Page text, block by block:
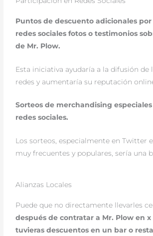
Puntos de descuento adicionales
redes sociales fotos o testimonios
de Mr. Plow.
Esta iniciativa ayudaría a la difusión de
redes y aumentaría su reputación
Sorteos de merchandising
redes sociales.
Los sorteos, especialmente en Twitter
muy frecuentes y populares, sería una
Alianzas Locales
Puede que no directamente llevarles
después de contratar a Mr. Plow en x
tuvieras descuentos en un bar o